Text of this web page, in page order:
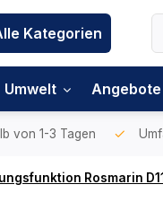
Kategorien
Umwelt Angebote
von 1-3 Tagen
Rosmarin